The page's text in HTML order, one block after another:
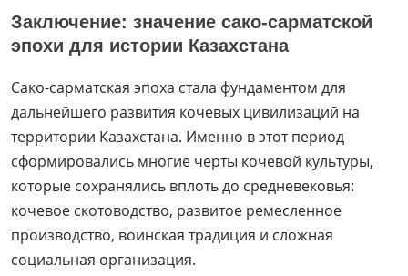
Заключение: значение сако-сарматской
эпохи для истории Казахстана
Сако-сарматская эпоха стала фундаментом для
дальнейшего развития кочевых цивилизаций на
территории Казахстана. Именно в этот период
сформировались многие черты кочевой культуры,
которые сохранялись вплоть до средневековья:
кочевое скотоводство, развитое ремесленное
производство, воинская традиция и сложная
социальная организация.